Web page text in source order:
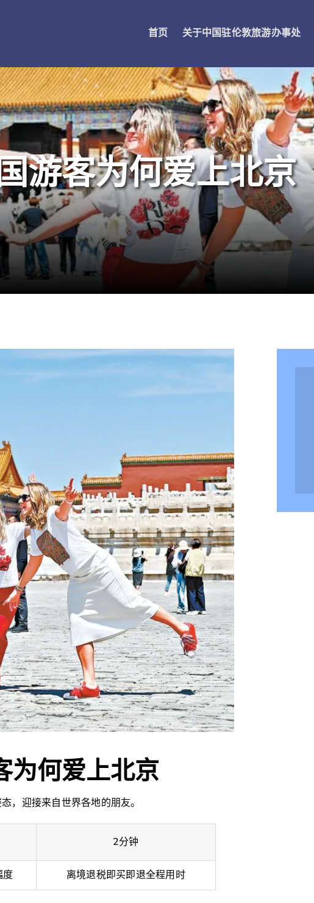
首页 关于中国驻伦敦旅游办事处
客为何爱上北京
何爱上北京
，迎接来自世界各地的朋友。
2分钟
度 离境退税即买即退全程用时